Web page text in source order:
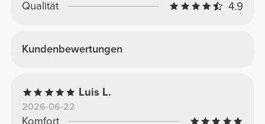
Qualität 4.9
Kundenbewertungen
Luis L.
2026-06-22
Komfort